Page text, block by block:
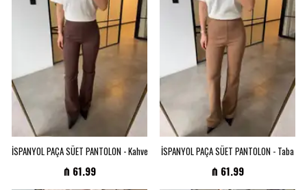
İSPANYOL PAÇA SÜET PANTOLON - Kahve
₼ 61.99
İSPANYOL PAÇA SÜET PANTOLON - Taba
₼ 61.99